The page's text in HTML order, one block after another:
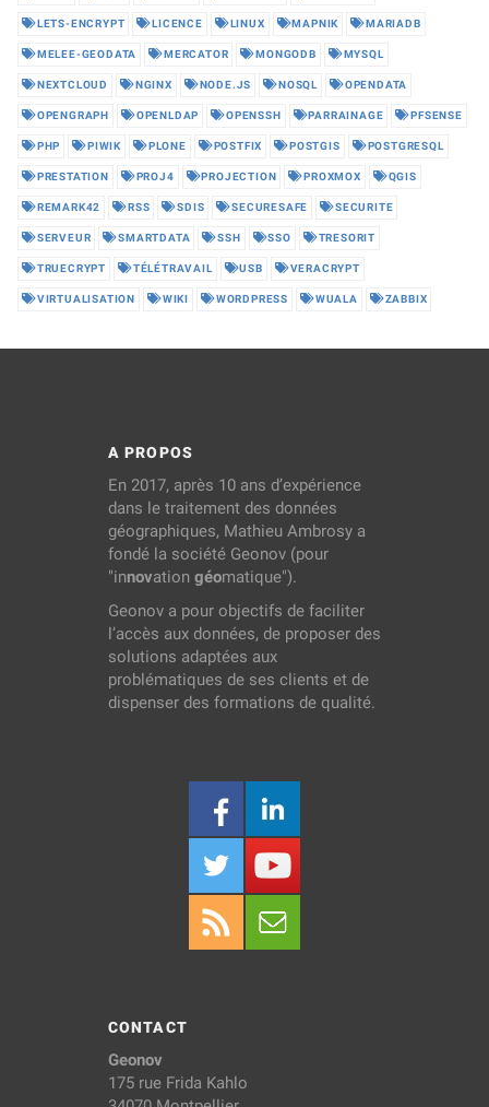
LETS-ENCRYPT LICENCE LINUX MAPNIK MARIADB
MELEE-GEODATA MERCATOR MONGODB MYSQL
NEXTCLOUD NGINX NODE.JS NOSQL OPENDATA
OPENGRAPH OPENLDAP OPENSSH PARRAINAGE PFSENSE
PHP PIWIK PLONE POSTFIX POSTGIS POSTGRESQL
PRESTATION PROJ4 PROJECTION PROXMOX QGIS
REMARK42 RSS SDIS SECURESAFE SECURITE
SERVEUR SMARTDATA SSH SSO TRESORIT
TRUECRYPT TÉLÉTRAVAIL USB VERACRYPT
VIRTUALISATION WIKI WORDPRESS WUALA ZABBIX
A PROPOS
En 2017, après 10 ans d’expérience
dans le traitement des données
géographiques, Mathieu Ambrosy a
fondé la société Geonov (pour
"innovation géomatique").
Geonov a pour objectifs de faciliter
l’accès aux données, de proposer des
solutions adaptées aux
problématiques de ses clients et de
dispenser des formations de qualité.
CONTACT
Geonov
175 rue Frida Kahlo